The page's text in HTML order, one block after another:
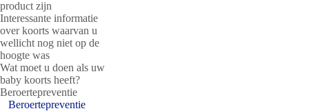
product zijn
Interessante informatie
over koorts waarvan u
wellicht nog niet op de
hoogte was
Wat moet u doen als uw
baby koorts heeft?
Beroertepreventie
Beroertepreventie